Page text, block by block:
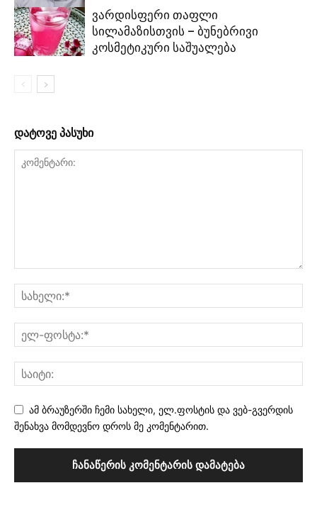
ვარდისფერი თაფლი
სილამაზისთვის – ბუნებრივი
კოსმეტიკური საშუალება
დატოვე პასუხი
ამ ბრაუზერში ჩემი სახელი, ელ.ფოსტის და ვებ-გვერდის
შენახვა მომდევნო დროს მე კომენტარით.